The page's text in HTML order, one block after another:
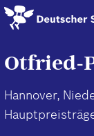
Direkt
zum
Otfried-
Hannover,